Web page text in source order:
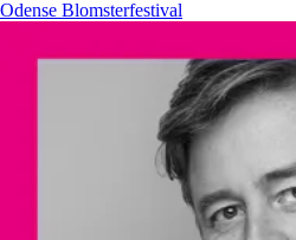
Odense Blomsterfestival